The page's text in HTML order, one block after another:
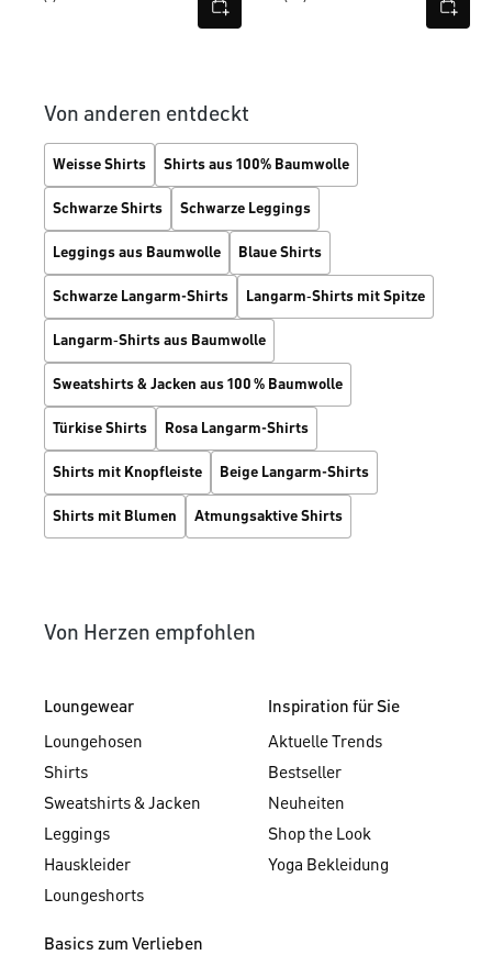
Von anderen entdeckt
Weisse Shirts Shirts aus 100% Baumwolle
Schwarze Shirts Schwarze Leggings
Leggings aus Baumwolle Blaue Shirts
Schwarze Langarm-Shirts Langarm‑Shirts mit Spitze
Langarm‑Shirts aus Baumwolle
Sweatshirts & Jacken aus 100 % Baumwolle
Türkise Shirts Rosa Langarm-Shirts
Shirts mit Knopfleiste Beige Langarm-Shirts
Shirts mit Blumen Atmungsaktive Shirts
Von Herzen empfohlen
Loungewear
Loungehosen
Shirts
Sweatshirts & Jacken
Leggings
Hauskleider
Loungeshorts
Inspiration für Sie
Aktuelle Trends
Bestseller
Neuheiten
Shop the Look
Yoga Bekleidung
Basics zum Verlieben